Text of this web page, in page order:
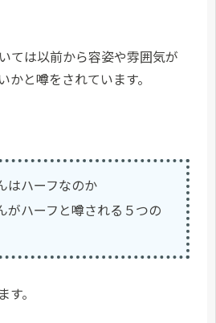
ては以前から容姿や雰囲気が
かと噂をされています。
はハーフなのか
がハーフと噂される５つの
。